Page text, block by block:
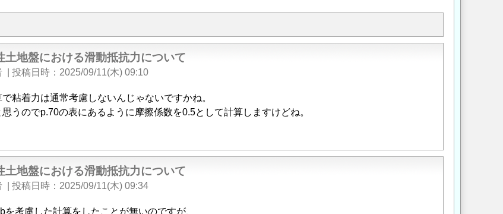
土地盤における滑動抵抗力について
投稿日時 2025/09/11(木) 09:10
粘着力は通常考慮しないんじゃないですかね。
うのでp.70の表にあるように摩擦係数を0.5として計算しますけどね。
土地盤における滑動抵抗力について
投稿日時 2025/09/11(木) 09:34
を考慮した計算をしたことが無いのですが、